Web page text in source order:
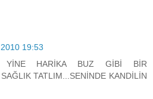
19:53
YİNE HARİKA BUZ GİBİ BİR
TATLIM...SENİNDE KANDİLİN